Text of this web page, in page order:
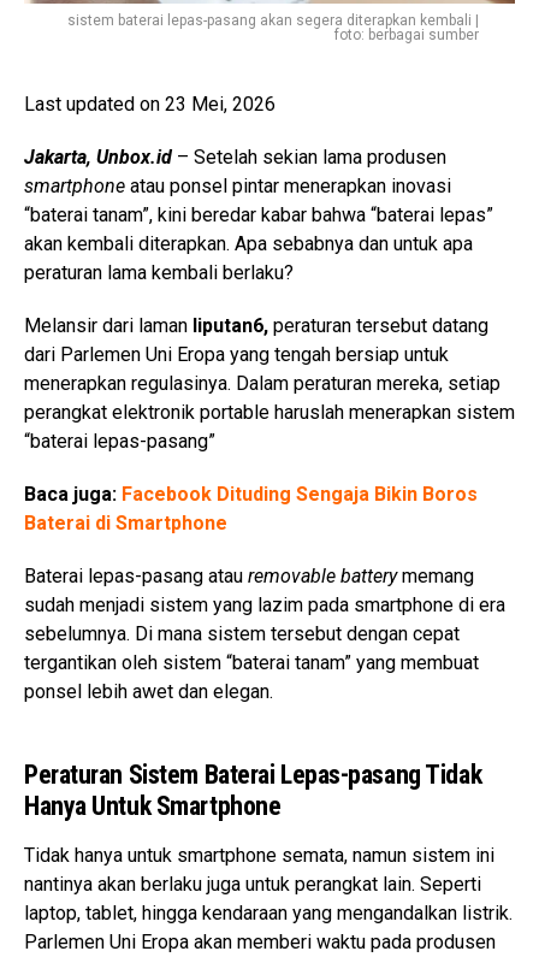
sistem baterai lepas-pasang akan segera diterapkan kembali |
foto: berbagai sumber
Last updated on 23 Mei, 2026
Jakarta, Unbox.id – Setelah sekian lama produsen
smartphone atau ponsel pintar menerapkan inovasi
“baterai tanam”, kini beredar kabar bahwa “baterai lepas”
akan kembali diterapkan. Apa sebabnya dan untuk apa
peraturan lama kembali berlaku?
Melansir dari laman liputan6, peraturan tersebut datang
dari Parlemen Uni Eropa yang tengah bersiap untuk
menerapkan regulasinya. Dalam peraturan mereka, setiap
perangkat elektronik portable haruslah menerapkan sistem
“baterai lepas-pasang”
Baca juga: Facebook Dituding Sengaja Bikin Boros
Baterai di Smartphone
Baterai lepas-pasang atau removable batterymemang
sudah menjadi sistem yang lazim pada smartphone di era
sebelumnya. Di mana sistem tersebut dengan cepat
tergantikan oleh sistem “baterai tanam” yang membuat
ponsel lebih awet dan elegan.
Peraturan Sistem Baterai Lepas-pasang Tidak
Hanya Untuk Smartphone
Tidak hanya untuk smartphone semata, namun sistem ini
nantinya akan berlaku juga untuk perangkat lain. Seperti
laptop, tablet, hingga kendaraan yang mengandalkan listrik.
Parlemen Uni Eropa akan memberi waktu pada produsen